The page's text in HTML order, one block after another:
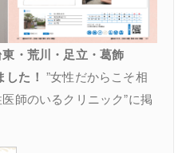
・荒川・足立・葛飾
た！ ”女性だからこそ相
師のいるクリニック”に掲